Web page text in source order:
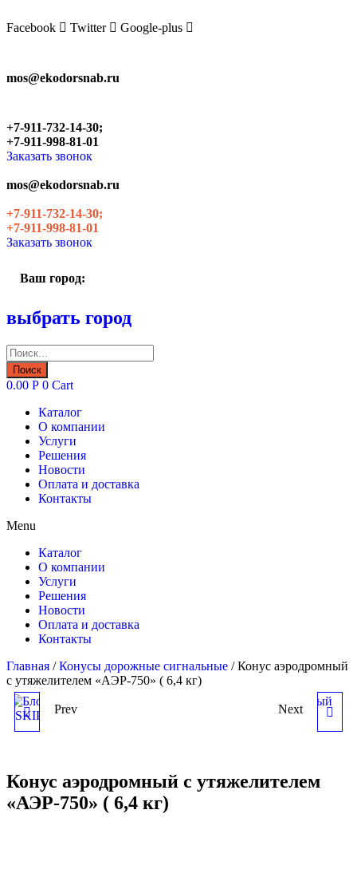
to
Facebook Twitter Google-plus
mos@ekodorsnab.ru
+7-911-732-14-30;
+7-911-998-81-01
Заказать звонок
mos@ekodorsnab.ru
+7-911-732-14-30;
+7-911-998-81-01
Заказать звонок
Ваш город:
выбрать город
Поиск
товаров
Поиск
0.00 Р 0 Cart
Каталог
О компании
Услуги
Решения
Новости
Оплата и доставка
Контакты
Menu
Каталог
О компании
Услуги
Решения
Новости
Оплата и доставка
Контакты
Главная /Конусы дорожные сигнальные / Конус аэродромный
с утяжелителем «АЭР-750» ( 6,4 кг)
БЛОК ОГРАЖДЕНИЯ С
МЕТРОВ (КРАСНЫЙ)
Prev КОНУС СИГНАЛЬНЫЙ
С УТЯЖЕЛИТЕЛЕМ ( 3
Next
Конус аэродромный с утяжелителем
«АЭР-750» ( 6,4 кг)